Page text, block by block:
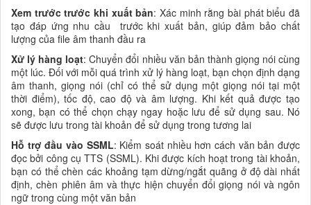
Xem trước trước khi xuất bản: Xác minh rằng bài phát biểu đã
tạo đáp ứng nhu cầu trước khi xuất bản, giúp đảm bảo chất
lượng của file âm thanh đầu ra
Xử lý hàng loạt: Chuyển đổi nhiều văn bản thành giọng nói cùng
một lúc. Đối với mỗi quá trình xử lý hàng loạt, bạn chọn định dạng
âm thanh, giọng nói (chỉ có thể sử dụng một giọng nói tại một
thời điểm), tốc độ, cao độ và âm lượng. Khi kết quả được tạo
xong, bạn có thể chọn chạy ngay hoặc lưu để sử dụng sau. Nó
sẽ được lưu trong tài khoản để sử dụng trong tương lai
Hỗ trợ đầu vào SSML: Kiểm soát nhiều hơn cách văn bản được
đọc bởi công cụ TTS (SSML). Khi được kích hoạt trong tài khoản,
bạn có thể chèn các khoảng tạm dừng/ngắt quãng ở độ dài nhất
định, chèn phiên âm và thực hiện chuyển đổi giọng nói và ngôn
ngữ trong cùng một văn bản